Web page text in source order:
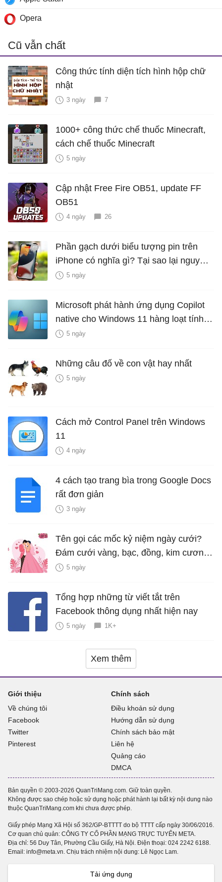
Opera
Cũ vẫn chất
Công thức tính diện tích hình hộp chữ
nhật
3 ngày 7
1000+ công thức chế thuốc Minecraft,
cách chế thuốc Minecraft
5 ngày
Cập nhật Free Fire OB51, update FF
OB51
4 ngày 26
Phần gạch dưới biểu tượng pin trên
iPhone có nghĩa gì? Tại sao lại nguy
hiểm?
5 ngày
Microsoft phát hành ứng dụng Copilot
native cho Windows 11 hàng loạt tính
năng mới Hữu Ích
5 ngày
Những câu đố về con vật hay nhất
5 ngày
Cách mở Control Panel trên Windows
11
4 ngày
4 cách tạo trang bìa trong Google Docs
rất đơn giản
3 ngày
Tên gọi các mốc kỷ niệm ngày cưới?
Đám cưới vàng, bạc, đồng, kim cương
là bao nhiêu năm?
5 ngày
Tổng hợp những từ viết tắt trên
Facebook thông dụng nhất hiện nay
5 ngày 1K+
Xem thêm
Giới thiệu
Về chúng tôi
Facebook
Twitter
Pinterest
Chính sách
Điều khoản sử dụng
Hướng dẫn sử dụng
Chính sách bảo mật
Liên hệ
Quảng cáo
DMCA
Bản quyền © 2003-2026 QuanTriMang.com. Giữ toàn quyền.
Không được sao chép hoặc sử dụng hoặc phát hành lại bất kỳ nội dung nào
thuộc QuanTriMang.com khi chưa được phép.
Giấy phép Mạng Xã Hội số 362/GP-BTTTT do bộ TTTT cấp ngày 30/06/2016.
Cơ quan chủ quản: CÔNG TY CỔ PHẦN MẠNG TRỰC TUYẾN META.
Địa chỉ: 56 Duy Tân, Phường Cầu Giấy, Hà Nội. Điện thoại: 024 2242 6188.
Email: info@meta.vn. Chịu trách nhiệm nội dung: Lê Ngọc Lam.
Tải ứng dụng